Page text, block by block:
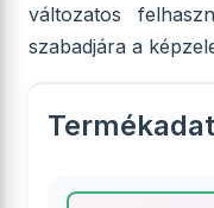
változatos
szabadjára a